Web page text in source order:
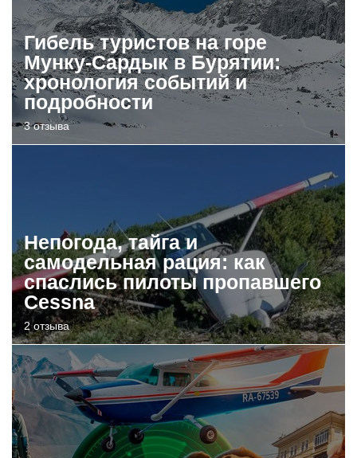
Гибель туристов на горе
Мунку-Сардык в Бурятии:
хронология событий и
подробности
3 отзыва
Непогода, тайга и
самодельная рация: как
спаслись пилоты пропавшего
Cessna
2 отзыва